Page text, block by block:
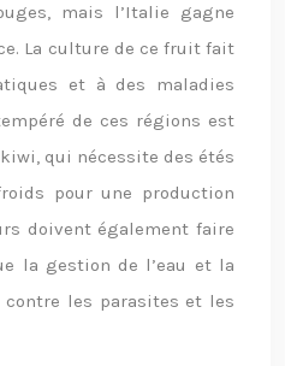
mais l’Italie gagne
La culture de ce fruit fait
et à des maladies
de ces régions est
qui nécessite des étés
pour une production
doivent également faire
la gestion de l’eau et la
les parasites et les